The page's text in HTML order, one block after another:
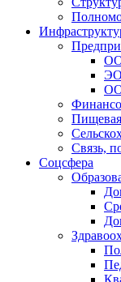
Связь,
Соцсфера